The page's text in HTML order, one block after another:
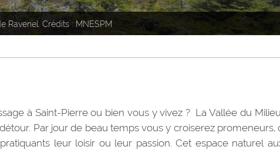
Ravenel. Crédits : MNESPM
à Saint-Pierre ou bien vous y vivez ? La Vallée du
Par jour de beau temps vous y croiserez promeneurs,
leur loisir ou leur passion. Cet espace naturel